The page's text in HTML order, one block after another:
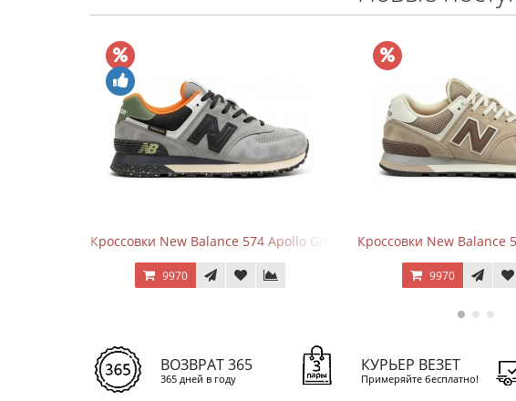
New Balance 574 Apollo Grey BlackКроссовки New Balance 574 Mushroom Sea Salt
9970
ВОЗВРАТ 365
365 дней в году
КУРЬЕР ВЕЗЕТ
Примеряйте бесплатно!